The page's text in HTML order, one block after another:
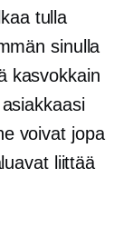
tulla
sinulla
kasvokkain
voivat jopa
liittää